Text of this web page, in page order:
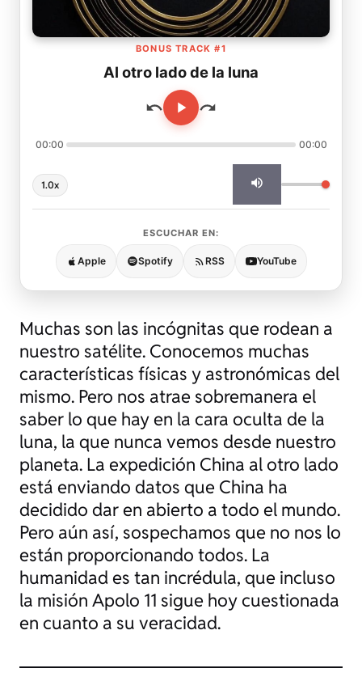
BONUS TRACK #1
Al otro lado de la luna
00:00 00:00
1.0x
ESCUCHAR EN:
Apple Spotify RSS YouTube
Muchas son las incógnitas que rodean a
nuestro satélite. Conocemos muchas
características físicas y astronómicas del
mismo. Pero nos atrae sobremanera el
saber lo que hay en la cara oculta de la
luna, la que nunca vemos desde nuestro
planeta. La expedición China al otro lado
está enviando datos que China ha
decidido dar en abierto a todo el mundo.
Pero aún así, sospechamos que no nos lo
están proporcionando todos. La
humanidad es tan incrédula, que incluso
la misión Apolo 11 sigue hoy cuestionada
en cuanto a su veracidad.